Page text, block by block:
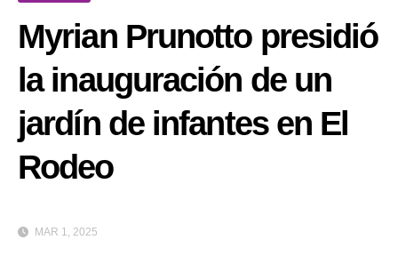
Myrian Prunotto presidió
la inauguración de un
jardín de infantes en El
Rodeo
MAR 1, 2025